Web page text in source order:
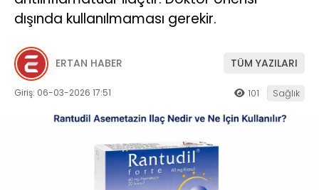
dışında kullanılmaması gerekir.
ERTAN HABER TÜM YAZILARI
Giriş: 06-03-2026 17:51 101 Sağlık